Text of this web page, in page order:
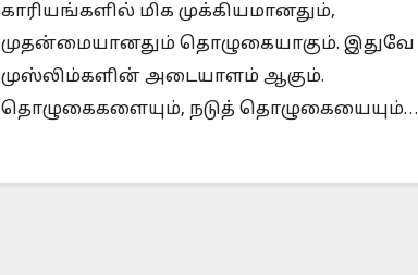
காரியங்களில் மிக முக்கியமானதும்,
முதன்மையானதும் தொழுகையாகும். இதுவே
முஸ்லிம்களின் அடையாளம் ஆகும்.
தொழுகைகளையும், நடுத் தொழுகையையும்…